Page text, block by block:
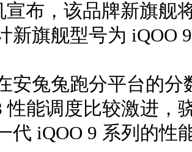
宣布，该品牌新旗舰
新旗舰型号为 iQOO
安兔兔跑分平台的
性能调度比较激进，
代 iQOO 9 系列的性